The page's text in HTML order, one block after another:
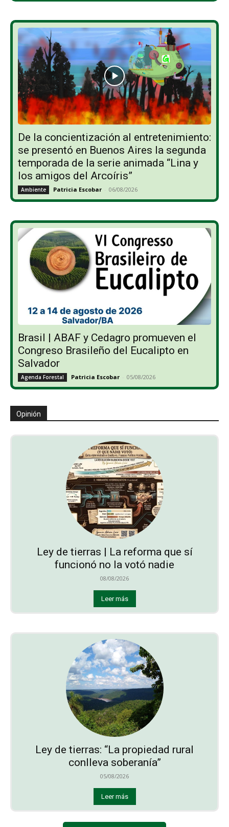
De la concientización al entretenimiento:
se presentó en Buenos Aires la segunda
temporada de la serie animada “Lina y
los amigos del Arcoíris”
Ambiente Patricia Escobar - 06/08/2026
Brasil | ABAF y Cedagro promueven el
Congreso Brasileño del Eucalipto en
Salvador
Agenda Forestal Patricia Escobar - 05/08/2026
Opinión
Ley de tierras | La reforma que sí
funcionó no la votó nadie
08/08/2026
Leer más
Ley de tierras: “La propiedad rural
conlleva soberanía”
05/08/2026
Leer más